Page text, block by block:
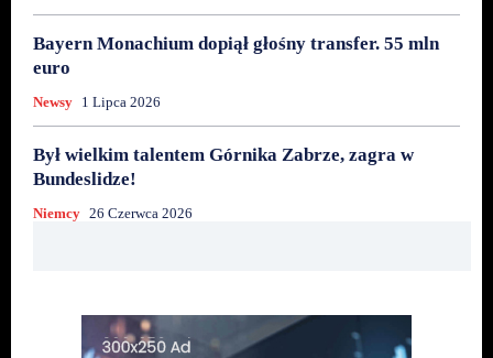
Bayern Monachium dopiął głośny transfer. 55 mln
euro
Newsy 1 Lipca 2026
Był wielkim talentem Górnika Zabrze, zagra w
Bundeslidze!
Niemcy 26 Czerwca 2026